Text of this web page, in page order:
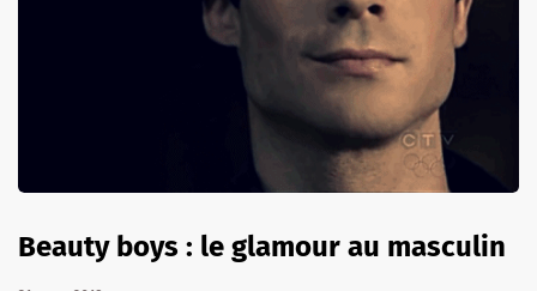
Beauty boys : le glamour au masculin